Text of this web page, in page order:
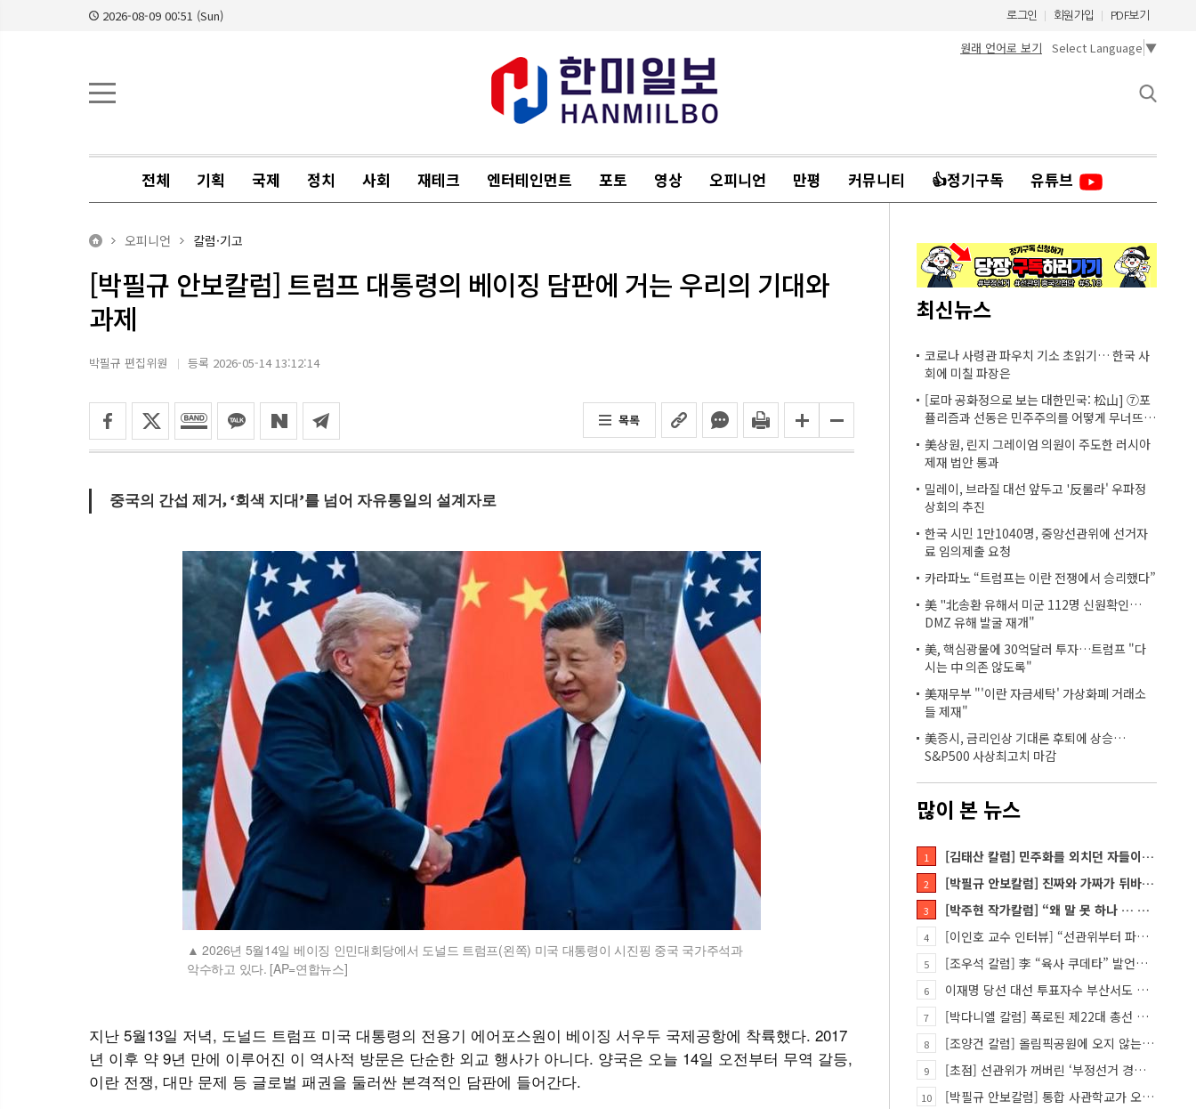
2026-08-09 00:51 (Sun) 로그인 회원가입 PDF보기
원래 언어로 보기 Select Language ▼
전체 기획 국제 정치 사회 재테크 엔터테인먼트 포토 영상 오피니언 만평 커뮤니티 👍정기구독 유튜브
오피니언 칼럼·기고
[박필규 안보칼럼] 트럼프 대통령의 베이징 담판에 거는 우리의 기대와
과제
박필규 편집위원 등록 2026-05-14 13:12:14
목록
중국의 간섭 제거, ‘회색 지대’를 넘어 자유통일의 설계자로
2026년 5월14일 베이징 인민대회당에서 도널드 트럼프(왼쪽) 미국 대통령이 시진핑 중국 국가주석과
악수하고 있다. [AP=연합뉴스]
지난 5월13일 저녁, 도널드 트럼프 미국 대통령의 전용기 에어포스원이 베이징 서우두 국제공항에 착륙했다. 2017
년 이후 약 9년 만에 이루어진 이 역사적 방문은 단순한 외교 행사가 아니다. 양국은 오늘 14일 오전부터 무역 갈등,
이란 전쟁, 대만 문제 등 글로벌 패권을 둘러싼 본격적인 담판에 들어간다.
최신뉴스
코로나 사령관 파우치 기소 초읽기… 한국 사
회에 미칠 파장은
[로마 공화정으로 보는 대한민국: 松山] ⑦포
퓰리즘과 선동은 민주주의를 어떻게 무너뜨리
는가
美상원, 린지 그레이엄 의원이 주도한 러시아
제재 법안 통과
밀레이, 브라질 대선 앞두고 '反룰라' 우파정
상회의 추진
한국 시민 1만1040명, 중앙선관위에 선거자
료 임의제출 요청
카라파노 “트럼프는 이란 전쟁에서 승리했다”
美 "北송환 유해서 미군 112명 신원확인…
DMZ 유해 발굴 재개"
美, 핵심광물에 30억달러 투자…트럼프 "다
시는 中 의존 않도록"
美재무부 "'이란 자금세탁' 가상화폐 거래소
들 제재"
美증시, 금리인상 기대론 후퇴에 상승…
S&P500 사상최고치 마감
많이 본 뉴스
1 [김태산 칼럼] 민주화를 외치던 자들이 대한민국의 적이고 간첩이었다
2 [박필규 안보칼럼] 진짜와 가짜가 뒤바뀐 혼돈의 시대, 안보 파탄은 막아야
3 [박주현 작가칼럼] “왜 말 못 하나 … 경기도 재정 파탄의 진짜 원인을”
4 [이인호 교수 인터뷰] “선관위부터 파고들어야…책임자 직접 고발하라”
5 [조우석 칼럼] 李 “육사 쿠데타” 발언은 왜 반역적인가
6 이재명 당선 대선 투표자수 부산서도 손댔다
7 [박다니엘 칼럼] 폭로된 제22대 총선 투표 조작… “흔들리는 가짜 국회의원들”
8 [조양건 칼럼] 올림픽공원에 오지 않는 정치인들은 누구인가
9 [초점] 선관위가 꺼버린 ‘부정선거 경보장치’
10 [박필규 안보칼럼] 통합 사관학교가 오히려 미래 쿠데타의 통로가 되는 이유